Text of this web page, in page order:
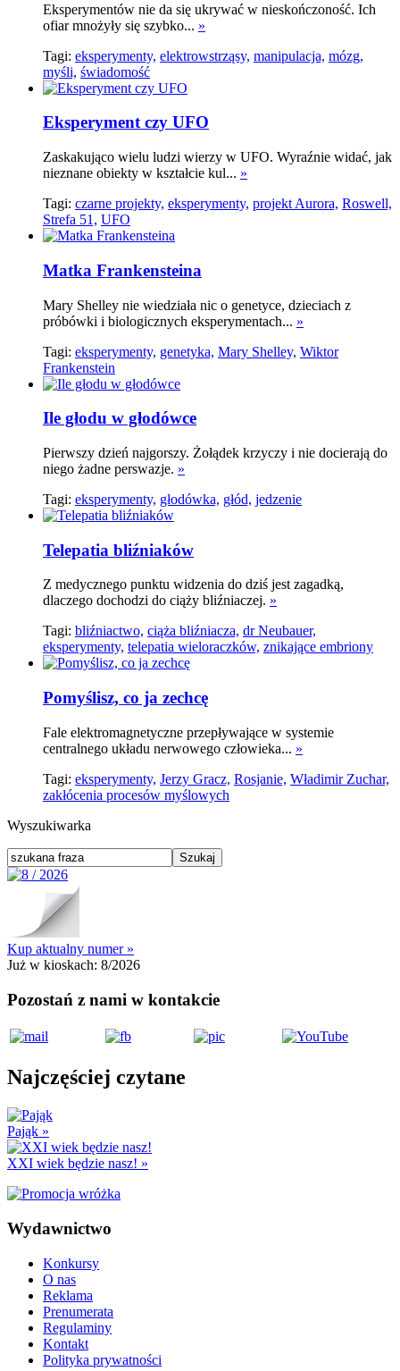
Eksperymentów nie da się ukrywać w nieskończoność. Ich
ofiar mnożyły się szybko... »
Tagi: eksperymenty, elektrowstrząsy, manipulacja, mózg,
myśli, świadomość
Eksperyment czy UFO
Zaskakująco wielu ludzi wierzy w UFO. Wyraźnie widać, jak
nieznane obiekty w kształcie kul... »
Tagi: czarne projekty, eksperymenty, projekt Aurora, Roswell,
Strefa 51, UFO
Matka Frankensteina
Mary Shelley nie wiedziała nic o genetyce, dzieciach z
próbówki i biologicznych eksperymentach... »
Tagi: eksperymenty, genetyka, Mary Shelley, Wiktor
Frankenstein
Ile głodu w głodówce
Pierwszy dzień najgorszy. Żołądek krzyczy i nie docierają do
niego żadne perswazje. »
Tagi: eksperymenty, głodówka, głód, jedzenie
Telepatia bliźniaków
Z medycznego punktu widzenia do dziś jest zagadką,
dlaczego dochodzi do ciąży bliźniaczej. »
Tagi: bliźniactwo, ciąża bliźniacza, dr Neubauer,
eksperymenty, telepatia wieloraczków, znikające embriony
Pomyślisz, co ja zechcę
Fale elektromagnetyczne przepływające w systemie
centralnego układu nerwowego człowieka... »
Tagi: eksperymenty, Jerzy Gracz, Rosjanie, Władimir Zuchar,
zakłócenia procesów myślowych
Wyszukiwarka
Kup aktualny numer »
Już w kioskach: 8/2026
Pozostań z nami w kontakcie
Najczęściej czytane
Pająk »
XXI wiek będzie nasz! »
Wydawnictwo
Konkursy
O nas
Reklama
Prenumerata
Regulaminy
Kontakt
Polityka prywatności